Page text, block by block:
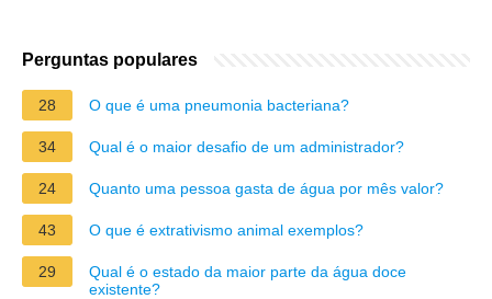
Perguntas populares
28 O que é uma pneumonia bacteriana?
34 Qual é o maior desafio de um administrador?
24 Quanto uma pessoa gasta de água por mês valor?
43 O que é extrativismo animal exemplos?
29
Qual é o estado da maior parte da água doce
existente?